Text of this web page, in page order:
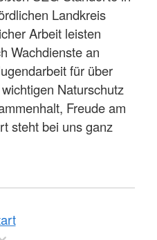
Landkreis
Arbeit leisten
Wachdienste an
für über
Naturschutz
Freude am
steht bei uns ganz